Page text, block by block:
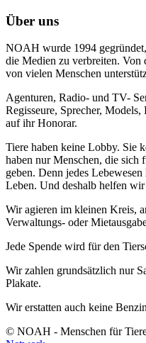
Über uns
NOAH wurde 1994
die Medien zu verbreiten. Von
von vielen Menschen
Agenturen, Radio- und TV-
Regisseure, Sprecher,
auf ihr Honorar.
Tiere haben keine Lobby. Sie
haben nur Menschen, die sich
geben. Denn jedes
Leben. Und deshalb helfen
Wir agieren im kleinen Kreis,
Verwaltungs- oder
Jede Spende wird für den
Wir zahlen grundsätzlich nur
Plakate.
Wir erstatten auch keine
© NOAH - Menschen für